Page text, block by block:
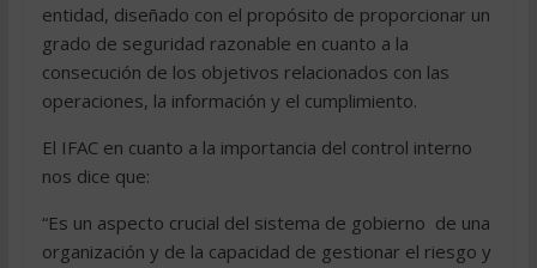
entidad, diseñado con el propósito de proporcionar un
grado de seguridad razonable en cuanto a la
consecución de los objetivos relacionados con las
operaciones, la información y el cumplimiento.
El IFAC en cuanto a la importancia del control interno
nos dice que:
“Es un aspecto crucial del sistema de gobierno de una
organización y de la capacidad de gestionar el riesgo y